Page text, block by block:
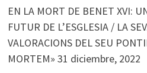
EN LA MORT DE BENET XVI:
FUTUR DE L’ESGLESIA / LA
VALORACIONS DEL SEU
MORTEM» 31 diciembre, 2022